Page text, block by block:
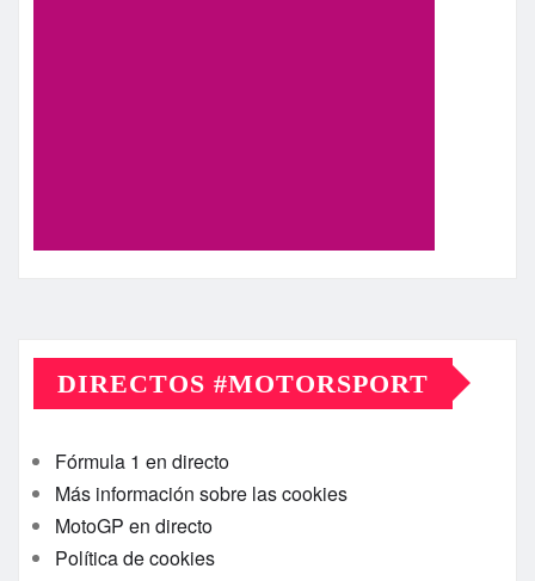
DIRECTOS #MOTORSPORT
Fórmula 1 en directo
Más información sobre las cookies
MotoGP en directo
Política de cookies